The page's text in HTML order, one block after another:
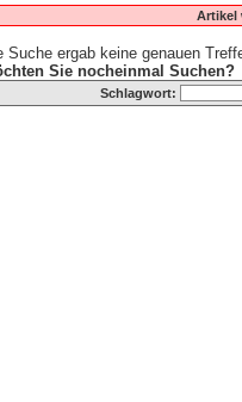
Artikel
Suche ergab keine genauen
Sie nocheinmal Suchen?
Schlagwort: